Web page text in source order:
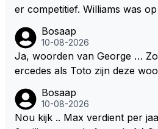
niet iemand die dan zegt ik ga
nog maximaal 5 jaar
de veranderingen van deze
ant pas in 2030 krijgen we
komende twee jaar niet
ereden moeten worden lijkt
of naar een ander team
ndert het niet hoe jedeze
er competitief. Williams was
derin het middenveld bungelde. Cadillac bouwt meer
zelf dan dat Haas ooit heeft
Bosaap
10-08-2026
Ja, woorden van George …
ercedes als Toto zijn deze
jaar bij Mercedes rijdt … Dit
RB en Max .. Ook daar is
Bosaap
10-08-2026
Nou kijk .. Max verdient per